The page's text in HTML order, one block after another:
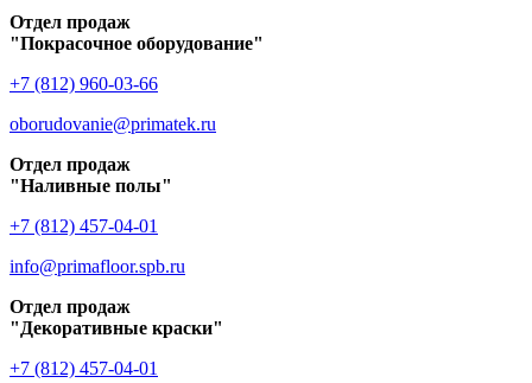
Отдел продаж
"Покрасочное оборудование"
+7 (812) 960-03-66
oborudovanie@primatek.ru
Отдел продаж
"Наливные полы"
+7 (812) 457-04-01
info@primafloor.spb.ru
Отдел продаж
"Декоративные краски"
+7 (812) 457-04-01